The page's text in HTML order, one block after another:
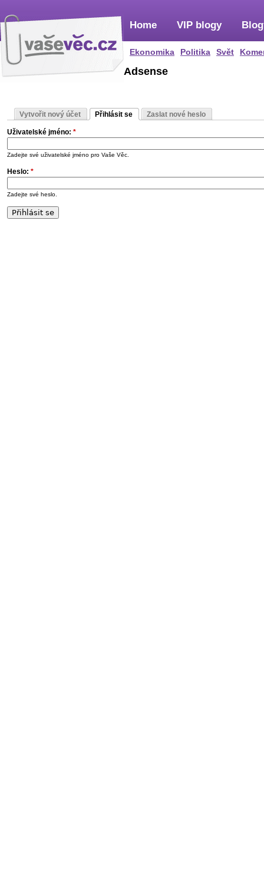
Home
Ekonomika Politika Svět
VIP blogy
Adsense
Vytvořit nový účet Přihlásit se Zaslat nové heslo
Uživatelské jméno: *
Zadejte své uživatelské jméno pro Vaše Věc.
Heslo: *
Zadejte své heslo.